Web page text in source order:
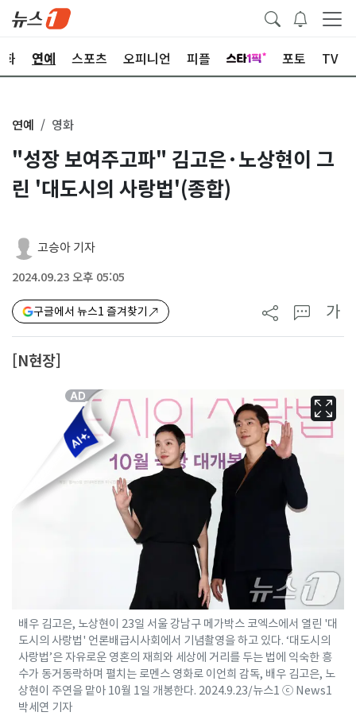
화 연예 스포츠 오피니언 피플 포토 TV
연예 영화
"성장 보여주고파" 김고은·노상현이 그
린 '대도시의 사랑법'(종합)
고승아 기자
2024.09.23 오후 05:05
구글에서 뉴스1 즐겨찾기 가
[N현장]
배우 김고은, 노상현이 23일 서울 강남구 메가박스 코엑스에서 열린 '대
도시의 사랑법' 언론배급시사회에서 기념촬영을 하고 있다. ‘대도시의
사랑법’은 자유로운 영혼의 재희와 세상에 거리를 두는 법에 익숙한 흥
수가 동거동락하며 펼치는 로멘스 영화로 이언희 감독, 배우 김고은, 노
상현이 주연을 맡아 10월 1일 개봉한다. 2024.9.23/뉴스1 ⓒ News1
박세연 기자